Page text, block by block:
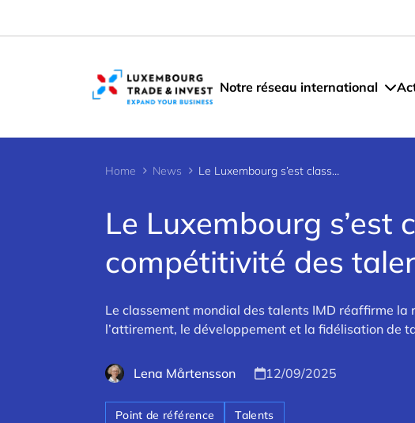
Notre réseau international
Home News Le Luxembourg s’est classé #2 mondial pour la compétitivité des talents
Le Luxembourg
compétitivité des
Le classement mondial des talents IMD réaffirme
l’attirement, le développement et la fidélisation de
Lena Mårtensson 12/09/2025
Point de référence Talents